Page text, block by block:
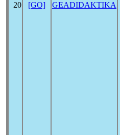
20 [GO] GEADIDAKTIKA